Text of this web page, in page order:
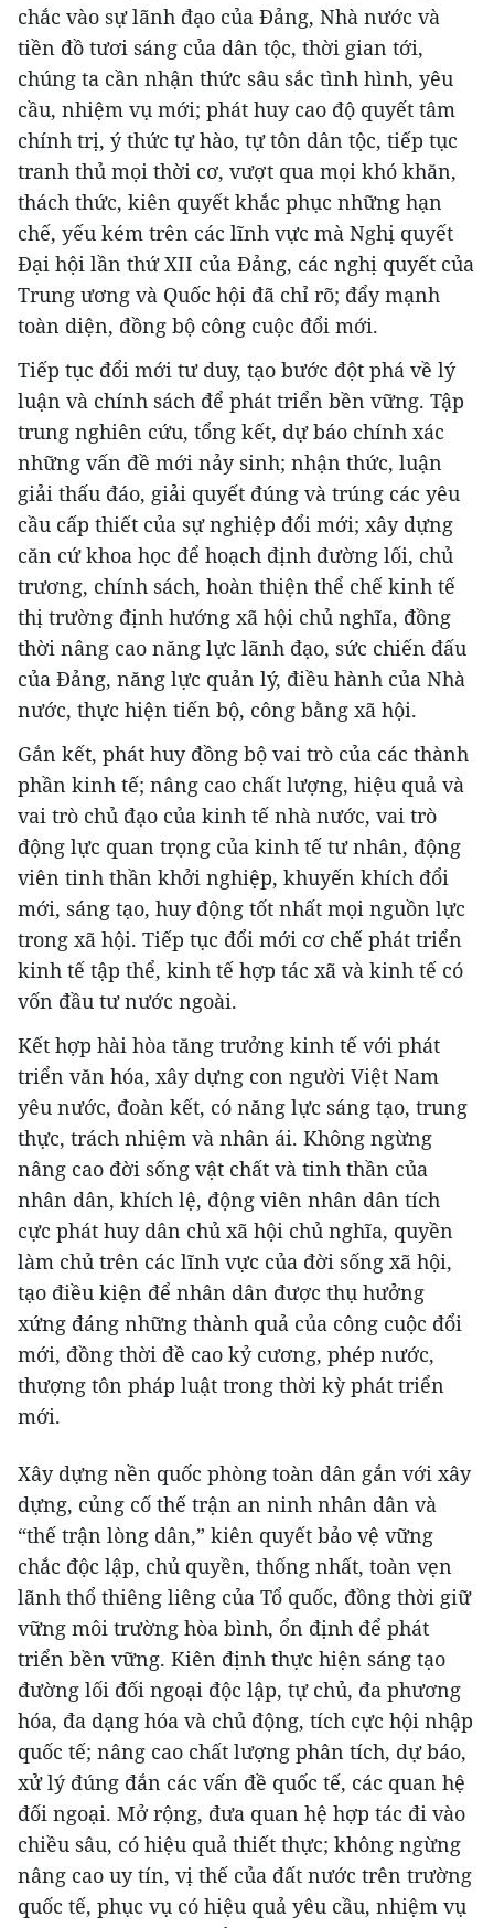
chắc vào sự lãnh đạo của Đảng, Nhà nước và
tiền đồ tươi sáng của dân tộc, thời gian tới,
chúng ta cần nhận thức sâu sắc tình hình, yêu
cầu, nhiệm vụ mới; phát huy cao độ quyết tâm
chính trị, ý thức tự hào, tự tôn dân tộc, tiếp tục
tranh thủ mọi thời cơ, vượt qua mọi khó khăn,
thách thức, kiên quyết khắc phục những hạn
chế, yếu kém trên các lĩnh vực mà Nghị quyết
Đại hội lần thứ XII của Đảng, các nghị quyết của
Trung ương và Quốc hội đã chỉ rõ; đẩy mạnh
toàn diện, đồng bộ công cuộc đổi mới.
Tiếp tục đổi mới tư duy, tạo bước đột phá về lý
luận và chính sách để phát triển bền vững. Tập
trung nghiên cứu, tổng kết, dự báo chính xác
những vấn đề mới nảy sinh; nhận thức, luận
giải thấu đáo, giải quyết đúng và trúng các yêu
cầu cấp thiết của sự nghiệp đổi mới; xây dựng
căn cứ khoa học để hoạch định đường lối, chủ
trương, chính sách, hoàn thiện thể chế kinh tế
thị trường định hướng xã hội chủ nghĩa, đồng
thời nâng cao năng lực lãnh đạo, sức chiến đấu
của Đảng, năng lực quản lý, điều hành của Nhà
nước, thực hiện tiến bộ, công bằng xã hội.
Gắn kết, phát huy đồng bộ vai trò của các thành
phần kinh tế; nâng cao chất lượng, hiệu quả và
vai trò chủ đạo của kinh tế nhà nước, vai trò
động lực quan trọng của kinh tế tư nhân, động
viên tinh thần khởi nghiệp, khuyến khích đổi
mới, sáng tạo, huy động tốt nhất mọi nguồn lực
trong xã hội. Tiếp tục đổi mới cơ chế phát triển
kinh tế tập thể, kinh tế hợp tác xã và kinh tế có
vốn đầu tư nước ngoài.
Kết hợp hài hòa tăng trưởng kinh tế với phát
triển văn hóa, xây dựng con người Việt Nam
yêu nước, đoàn kết, có năng lực sáng tạo, trung
thực, trách nhiệm và nhân ái. Không ngừng
nâng cao đời sống vật chất và tinh thần của
nhân dân, khích lệ, động viên nhân dân tích
cực phát huy dân chủ xã hội chủ nghĩa, quyền
làm chủ trên các lĩnh vực của đời sống xã hội,
tạo điều kiện để nhân dân được thụ hưởng
xứng đáng những thành quả của công cuộc đổi
mới, đồng thời đề cao kỷ cương, phép nước,
thượng tôn pháp luật trong thời kỳ phát triển
mới.
Xây dựng nền quốc phòng toàn dân gắn với xây
dựng, củng cố thế trận an ninh nhân dân và
“thế trận lòng dân,” kiên quyết bảo vệ vững
chắc độc lập, chủ quyền, thống nhất, toàn vẹn
lãnh thổ thiêng liêng của Tổ quốc, đồng thời giữ
vững môi trường hòa bình, ổn định để phát
triển bền vững. Kiên định thực hiện sáng tạo
đường lối đối ngoại độc lập, tự chủ, đa phương
hóa, đa dạng hóa và chủ động, tích cực hội nhập
quốc tế; nâng cao chất lượng phân tích, dự báo,
xử lý đúng đắn các vấn đề quốc tế, các quan hệ
đối ngoại. Mở rộng, đưa quan hệ hợp tác đi vào
chiều sâu, có hiệu quả thiết thực; không ngừng
nâng cao uy tín, vị thế của đất nước trên trường
quốc tế, phục vụ có hiệu quả yêu cầu, nhiệm vụ